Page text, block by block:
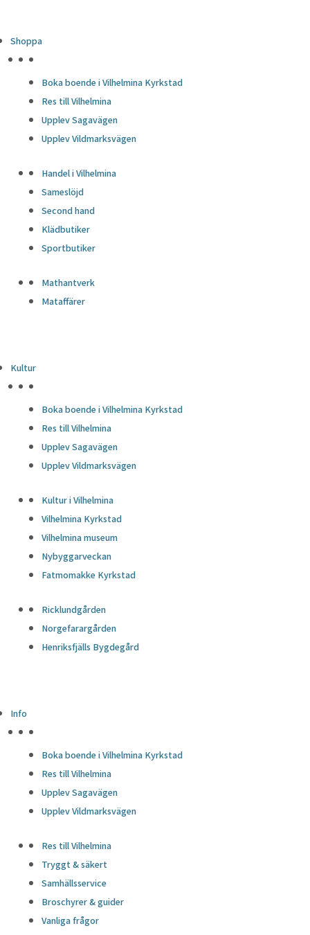
Shoppa
Boka boende i Vilhelmina Kyrkstad
Res till Vilhelmina
Upplev Sagavägen
Upplev Vildmarksvägen
Handel i Vilhelmina
Sameslöjd
Second hand
Klädbutiker
Sportbutiker
Mathantverk
Mataffärer
Kultur
Boka boende i Vilhelmina Kyrkstad
Res till Vilhelmina
Upplev Sagavägen
Upplev Vildmarksvägen
Kultur i Vilhelmina
Vilhelmina Kyrkstad
Vilhelmina museum
Nybyggarveckan
Fatmomakke Kyrkstad
Ricklundgården
Norgefarargården
Henriksfjälls Bygdegård
Info
Boka boende i Vilhelmina Kyrkstad
Res till Vilhelmina
Upplev Sagavägen
Upplev Vildmarksvägen
Res till Vilhelmina
Tryggt & säkert
Samhällsservice
Broschyrer & guider
Vanliga frågor